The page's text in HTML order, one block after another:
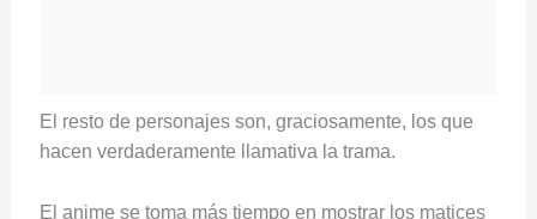
El resto de personajes son, graciosamente, los que
hacen verdaderamente llamativa la trama.
El anime se toma más tiempo en mostrar los matices